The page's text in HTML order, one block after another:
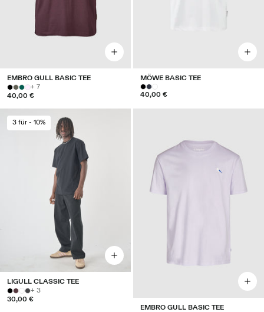
EMBRO GULL BASIC TEE
+ 7
40,00 €
MÖWE BASIC TEE
40,00 €
3 für - 10%
LIGULL CLASSIC TEE
+ 3
30,00 €
EMBRO GULL BASIC TEE